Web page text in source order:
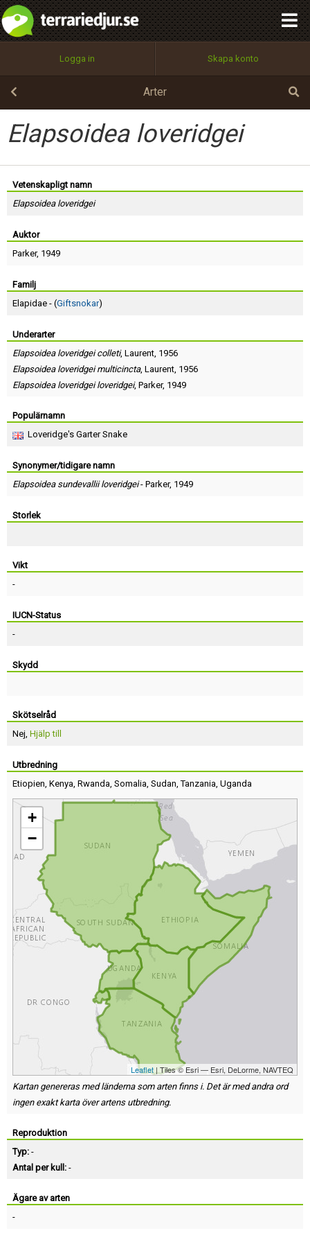
Logga in Skapa konto
Arter
Elapsoidea loveridgei
Vetenskapligt namn
Elapsoidea loveridgei
Auktor
Parker, 1949
Familj
Elapidae - (Giftsnokar)
Underarter
Elapsoidea loveridgei colleti, Laurent, 1956
Elapsoidea loveridgei multicincta, Laurent, 1956
Elapsoidea loveridgei loveridgei, Parker, 1949
Populärnamn
Loveridge's Garter Snake
Synonymer/tidigare namn
Elapsoidea sundevallii loveridgei- Parker, 1949
Storlek
Vikt
-
IUCN-Status
-
Skydd
Skötselråd
Nej, Hjälp till
Utbredning
Etiopien, Kenya, Rwanda, Somalia, Sudan,Tanzania, Uganda
+
−
Leaflet | Tiles © Esri — Esri, DeLorme, NAVTEQ
Kartan genereras med länderna som arten finns i. Det är med andra ord
ingen exakt karta över artens utbredning.
Reproduktion
Typ: -
Antal per kull: -
Ägare av arten
-
Utför
100%
OK
integritetspolicy
Namn:
Epost:
Användarnamn:
Lösenord:
Terms of Service
Begär nytt lösenord
Tillbaka till förstasidan